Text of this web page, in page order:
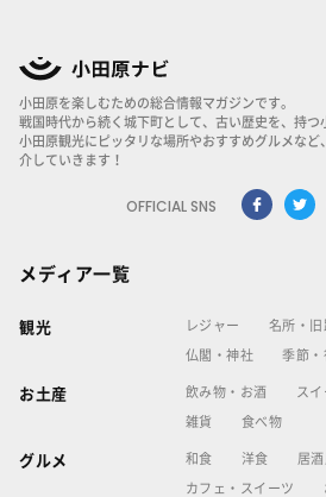
小田原を楽しむための総合情報マガジンです。
戦国時代から続く城下町として、古い歴史を、持つ
小田原観光にピッタリな場所やおすすめグルメな
介していきます！
OFFICIAL SNS
メディア一覧
観光 レジャー 名所・旧
仏閣・神社 季節・
お土産 飲み物・お酒 スイ
雑貨 食べ物
グルメ 和食 洋食 居酒
カフェ・スイーツ